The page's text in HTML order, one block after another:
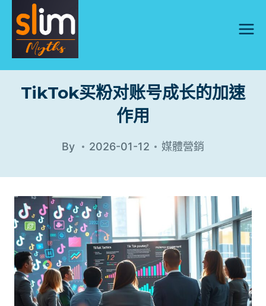
content
TikTok买粉对账号成长的加速
作用
By 2026-01-12 媒體營銷